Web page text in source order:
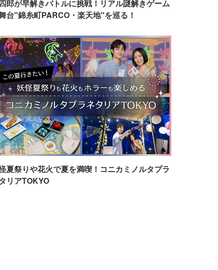
郎が早解きバトルに挑戦！リアル謎解きゲーム
台"錦糸町PARCO・楽天地"を巡る！
夏祭りや花火で夏を満喫！コニカミノルタプラ
リアTOKYO